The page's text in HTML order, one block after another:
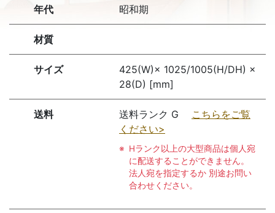
年代 昭和期
材質
サイズ
425(W)× 1025/1005(H/DH) ×
28(D) [mm]
送料 送料ランク G こちらをご覧
ください>
Hランク以上の大型商品は個人宛
に配送することができません。
法人宛を指定するか 別途お問い
合わせください。